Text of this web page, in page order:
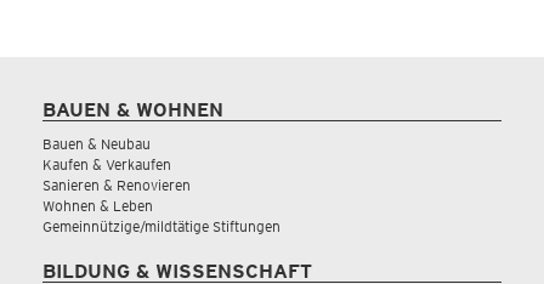
BAUEN & WOHNEN
Bauen & Neubau
Kaufen & Verkaufen
Sanieren & Renovieren
Wohnen & Leben
Gemeinnützige/mildtätige Stiftungen
BILDUNG & WISSENSCHAFT